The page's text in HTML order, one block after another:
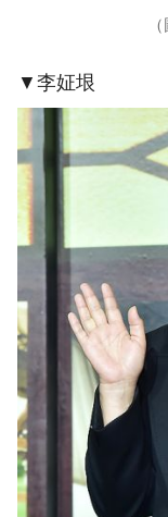
▼李姃垠